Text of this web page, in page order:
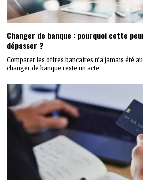
Changer de banque : pourquoi cette
dépasser ?
Comparer les offres bancaires n’a jamais été
changer de banque reste un acte